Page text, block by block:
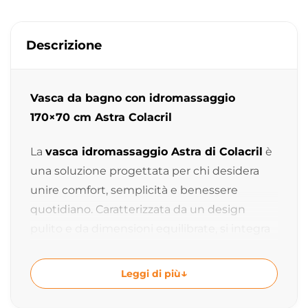
Descrizione
Vasca da bagno con idromassaggio
170×70 cm Astra Colacril
La vasca idromassaggio Astra di Colacril è
una soluzione progettata per chi desidera
unire comfort, semplicità e benessere
quotidiano. Caratterizzata da un design
offrendo una piacevole esperienza di relax e
funzionalità.
Leggi di più